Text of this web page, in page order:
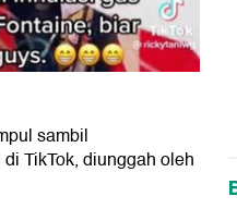
sambil
TikTok, diunggah oleh